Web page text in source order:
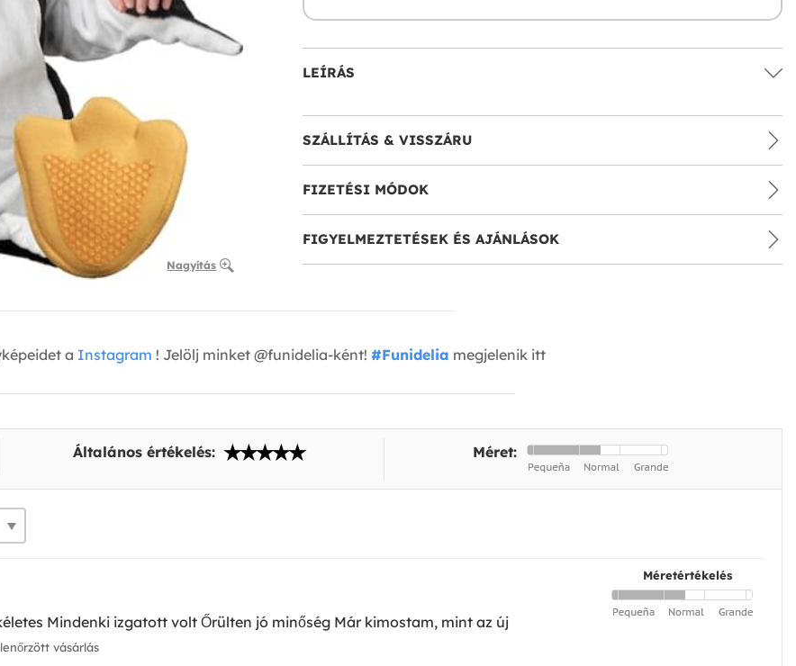
Nagyítás
LEÍRÁS
SZÁLLÍTÁS & VISSZÁRU
FIZETÉSI MÓDOK
FIGYELMEZTETÉSEK ÉS AJÁNLÁSOK
a Instagram ! Jelölj minket @funidelia-ként! #Funidelia megjelenik itt
Általános értékelés: Méret:
Méretértékelés
Mindenki izgatott volt Őrülten jó minőség Már kimostam, mint az új
vásárlás